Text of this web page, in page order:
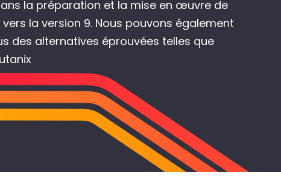
la préparation et la mise en œuvre de
la version 9. Nous pouvons également
des alternatives éprouvées telles que